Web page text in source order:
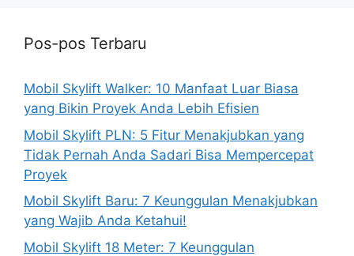
Pos-pos Terbaru
Mobil Skylift Walker: 10 Manfaat Luar Biasa
yang Bikin Proyek Anda Lebih Efisien
Mobil Skylift PLN: 5 Fitur Menakjubkan yang
Tidak Pernah Anda Sadari Bisa Mempercepat
Proyek
Mobil Skylift Baru: 7 Keunggulan Menakjubkan
yang Wajib Anda Ketahui!
Mobil Skylift 18 Meter: 7 Keunggulan